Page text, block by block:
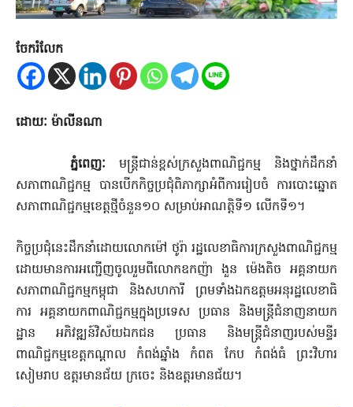
ចែករំលែក
ដោយៈ ម៉ាលីនណា
ភ្នំពេញៈ មន្រ្តីជាន់ខ្ពស់ក្រសួងពាណិជ្ជកម្ម និងថ្នាក់ដឹកនាំ
សភាពាណិជ្ជកម្ម បានបើកកិច្ចប្រជុំពិភាក្សាអំពីការរៀបចំ ការបោះឆ្នោត
សភាពាណិជ្ជកម្មខេត្តថ្មីចំនួន១០ សម្រាប់អាណត្តិទី១ លើកទី១។
កិច្ចប្រជុំនេះដឹកនាំដោយលោកម៉ៅ ថូរ៉ា រដ្ឋលេខាធិការក្រសួងពាណិជ្ជកម្ម
ដោយមានការអញ្ជើញចូលរួមពីលោកឧកញ៉ា ងួន ម៉េងតិច អគ្គនាយក
សភាពាណិជ្ជកម្មកម្ពុជា និងសហការី ព្រមទាំងឯកឧត្តមអនុរដ្ឋលេខាធិ
ការ អគ្គនាយកពាណិជ្ជកម្មក្នុងប្រទេស ប្រធាន និងមន្រ្តីជំនាញនាយក
ដ្ឋាន អភិវឌ្ឍន៍វិស័យឯកជន ប្រធាន និងមន្ត្រីជំនាញរបស់មន្ទីរ
ពាណិជ្ជកម្មខេត្តកណ្តាល កំពង់ឆ្នាំង កំពត កែប កំពង់ធំ ព្រះវិហារ
សៀមរាប ឧត្តរមានជ័យ ក្រចេះ និងឧត្តរមានជ័យ។